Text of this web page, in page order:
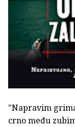
"Napravim
crno među